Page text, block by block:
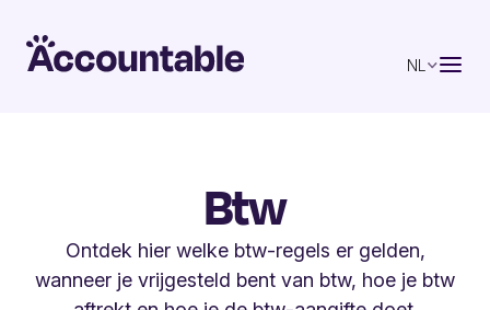
NL
Btw
Ontdek hier welke btw-regels er gelden,
wanneer je vrijgesteld bent van btw, hoe je btw